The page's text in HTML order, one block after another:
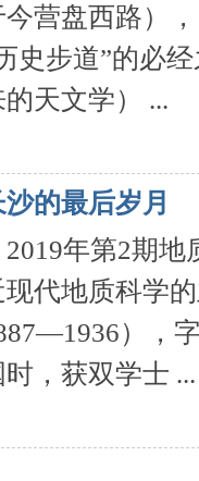
营盘西路）
史步道”的必
天文学） ...
的最后岁月
年第2期
代地质科学
），
，获双学士 ...